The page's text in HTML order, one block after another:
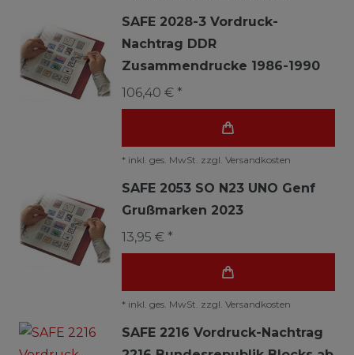
SAFE 2028-3 Vordruck-
Nachtrag DDR
Zusammendrucke 1986-1990
106,40 € *
* inkl. ges. MwSt. zzgl. Versandkosten
SAFE 2053 SO N23 UNO Genf
Grußmarken 2023
13,95 € *
* inkl. ges. MwSt. zzgl. Versandkosten
SAFE 2216 Vordruck-Nachtrag